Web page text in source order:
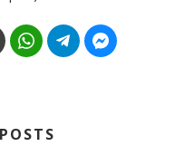
Email WhatsAppTelegram